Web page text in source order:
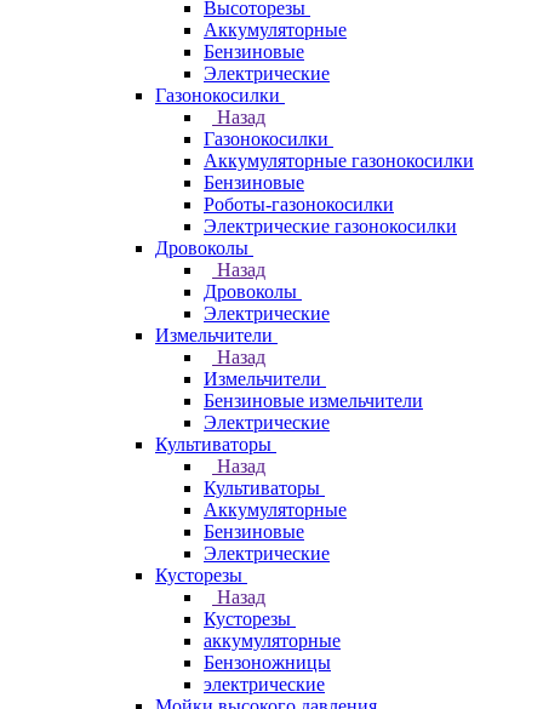
Высоторезы
Аккумуляторные
Бензиновые
Электрические
Газонокосилки
Назад
Газонокосилки
Аккумуляторные газонокосилки
Бензиновые
Роботы-газонокосилки
Электрические газонокосилки
Дровоколы
Назад
Дровоколы
Электрические
Измельчители
Назад
Измельчители
Бензиновые измельчители
Электрические
Культиваторы
Назад
Культиваторы
Аккумуляторные
Бензиновые
Электрические
Кусторезы
Назад
Кусторезы
аккумуляторные
Бензоножницы
электрические